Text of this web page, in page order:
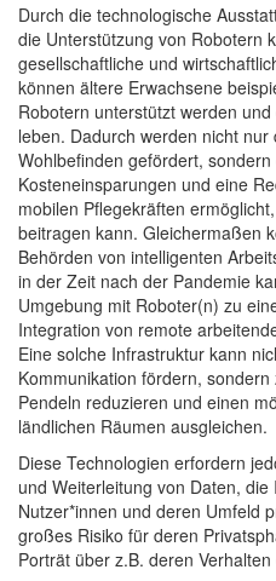
Durch die technologische
die Unterstützung von Robotern
gesellschaftliche und
können ältere Erwachsene
Robotern unterstützt werden
leben. Dadurch werden nicht
Wohlbefinden gefördert,
Kosteneinsparungen und eine
mobilen Pflegekräften
beitragen kann. Gleichermaßen
Behörden von intelligenten
in der Zeit nach der Pandemie
Umgebung mit Roboter(n) zu
Integration von remote
Eine solche Infrastruktur kann
Kommunikation fördern,
Pendeln reduzieren und einen
ländlichen Räumen ausgleichen.
Diese Technologien erfordern
und Weiterleitung von Daten,
Nutzer*innen und deren Umfeld
großes Risiko für deren
Porträt über z.B. deren